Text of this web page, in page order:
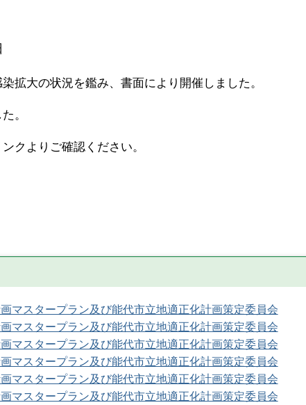
拡大の状況を鑑み、書面により開催しました。
。
クよりご確認ください。
マスタープラン及び能代市立地適正化計画策定委員会
マスタープラン及び能代市立地適正化計画策定委員会
マスタープラン及び能代市立地適正化計画策定委員会
マスタープラン及び能代市立地適正化計画策定委員会
マスタープラン及び能代市立地適正化計画策定委員会
マスタープラン及び能代市立地適正化計画策定委員会